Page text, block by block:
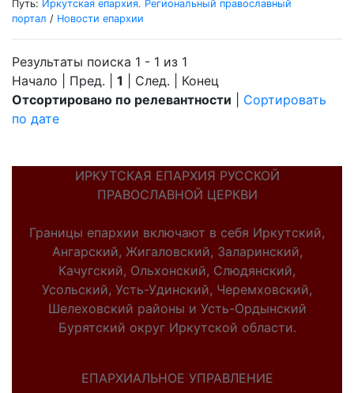
Путь: Иркутская епархия. Региональный православный
портал / Новости епархии
Результаты поиска 1 - 1 из 1
Начало | Пред. | 1 | След. | Конец
Отсортировано по релевантности
Сортировать
по дате
ИРКУТСКАЯ ЕПАРХИЯ РУССКОЙ
ПРАВОСЛАВНОЙ ЦЕРКВИ
Границы епархии включают в себя Иркутский,
Ангарский, Жигаловский, Заларинский,
Качугский, Ольхонский, Слюдянский,
Усольский, Усть-Удинский, Черемховский,
Шелеховский районы и Усть-Ордынский
Бурятский округ Иркутской области.
ЕПАРХИАЛЬНОЕ УПРАВЛЕНИЕ